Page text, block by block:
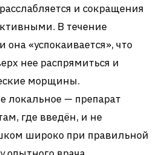
и сокращения
В течение
она «успокаивается», что
нее распрямиться и
морщины.
локальное — препарат
где введён, и не
широко при правильной